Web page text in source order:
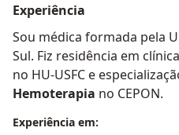
Experiência
Sou médica formada pela
Sul. Fiz residência em
no HU-USFC e
Hemoterapia no CEPON.
Experiência em: